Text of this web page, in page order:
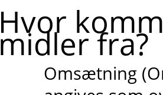
Hvor
midler fra?
Omsætning